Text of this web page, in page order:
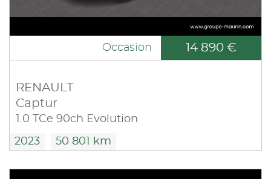
Occasion 14 890 €
RENAULT
Captur
1.0 TCe 90ch Evolution
2023 50 801 km